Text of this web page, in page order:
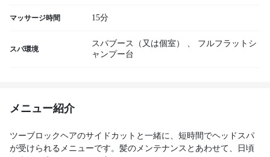
マッサージ時間 15分
スパ環境
スパブース（又は個室） 、
フルフラットシ
ャンプー台
メニュー紹介
ツーブロックヘアのサイドカットと一緒に、短時間でヘッドスパ
が受けられるメニューです。髪のメンテナンスとあわせて、日頃